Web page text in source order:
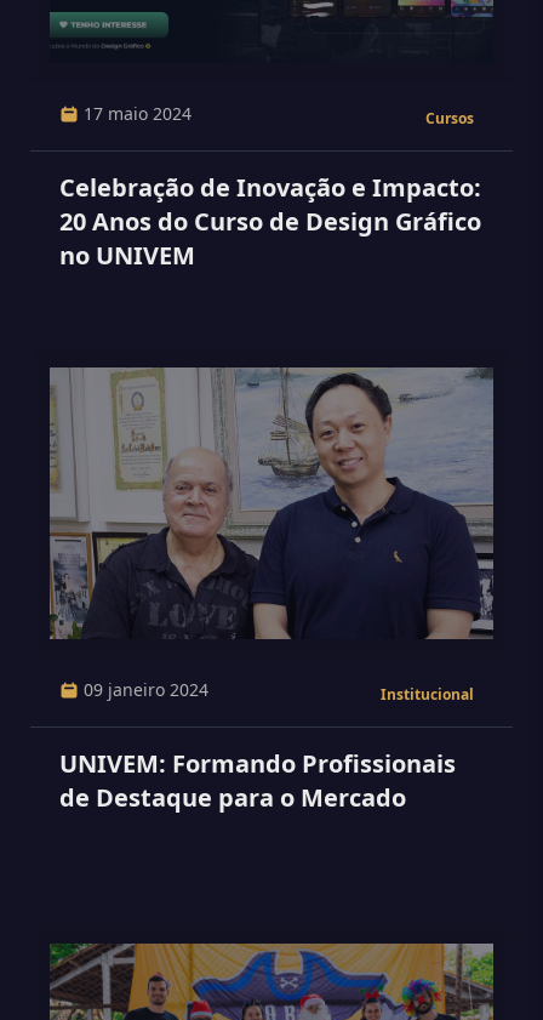
17 maio 2024 Cursos
Celebração de Inovação e Impacto:
20 Anos do Curso de Design Gráfico
no UNIVEM
09 janeiro 2024 Institucional
UNIVEM: Formando Profissionais
de Destaque para o Mercado